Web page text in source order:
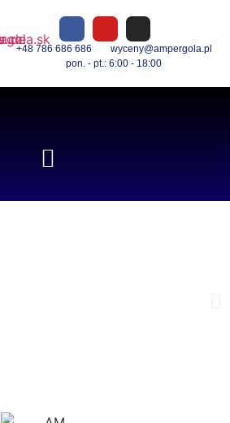
+48 786 686 686
wyceny@ampergola.pl
pon. - pt.: 6:00 - 18:00